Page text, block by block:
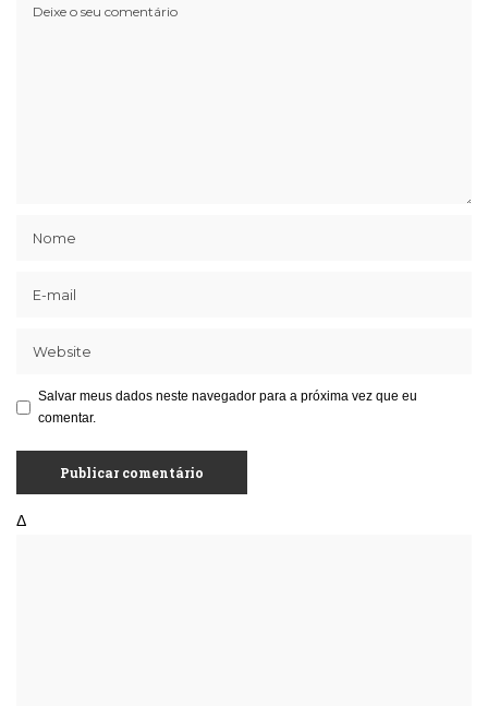
Salvar meus dados neste navegador para a próxima vez que eu
comentar.
Δ